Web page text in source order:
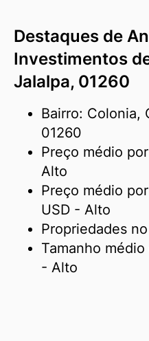
Destaques de
Investimentos
Jalalpa, 01260
Bairro: Colonia,
01260
Preço médio
Alto
Preço médio
USD - Alto
Propriedades
Tamanho
- Alto